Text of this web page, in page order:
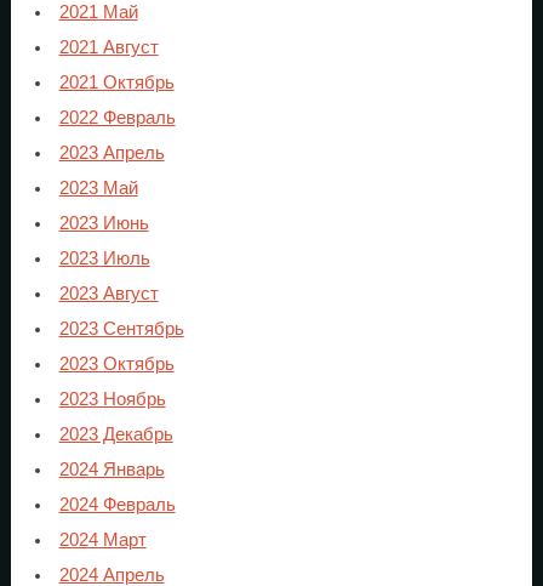
2021 Май
2021 Август
2021 Октябрь
2022 Февраль
2023 Апрель
2023 Май
2023 Июнь
2023 Июль
2023 Август
2023 Сентябрь
2023 Октябрь
2023 Ноябрь
2023 Декабрь
2024 Январь
2024 Февраль
2024 Март
2024 Апрель